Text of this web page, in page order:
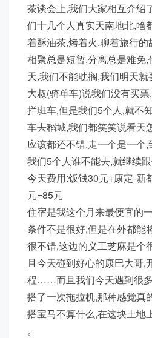
茶谈会上,我们大家相互介绍
们十几个人真实天南地北,
着酥油茶,烤着火.聊着旅行
相聚总是短暂,分离总是难免
天,我们不能耽搁,我们明天
大叔(骑单车)说我们没有买
拦班车,但是我们5个人,就不
车去稻城,我们都笑笑说看天
应该都还不错.走一个是一个
我们5个人谁不能去,就继续
今天费用:饭钱30元+康定-新
元=85元
住宿是我这个月来最便宜的
条件不是很好,但是在外都能
很不错,这边的义工芝麻是个
且今天碰到好心的康巴大哥,
程……而且我们今天遇到很
搭了一次拖拉机,那种感觉真
搭宝马不算什么,在这块土地
。